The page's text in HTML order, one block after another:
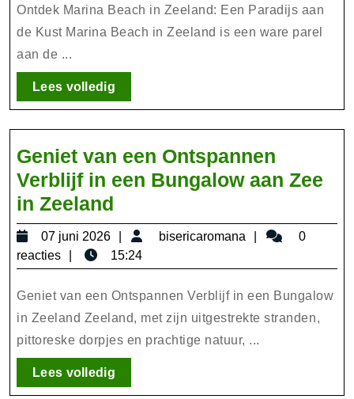
Marina
Beach
aan
de
Nederlandse
Kust
Ontdek Marina Beach in Zeeland: Een Paradijs aan
de Kust Marina Beach in Zeeland is een ware parel
aan de ...
Lees volledigLees
volledig
Geniet van een Ontspannen
Verblijf in een Bungalow aan Zee
in Zeeland
van
een
Ontspannen
Verblijf
in
een
Bungalow
aan
07 juni 2026
07
juni
2026
bisericaromana bisericaromana
0
reacties
15:24
Geniet van een Ontspannen Verblijf in een Bungalow
in Zeeland Zeeland, met zijn uitgestrekte stranden,
pittoreske dorpjes en prachtige natuur, ...
Lees volledigLees
volledig